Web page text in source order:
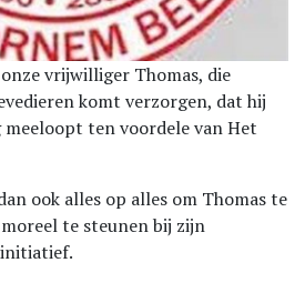
vrijwilliger Thomas, die
komt verzorgen, dat hij
ten voordele van Het
ook alles op alles om Thomas te
te steunen bij zijn